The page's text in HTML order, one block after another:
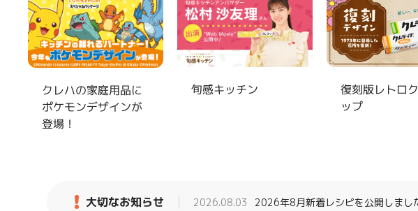
クレハの家庭用品に
ポケモンデザインが
登場！
旬感キッチン 復刻版レトロ
ップ
大切なお知らせ 2026.08.03 2026年8月新着レシピを公開しまし